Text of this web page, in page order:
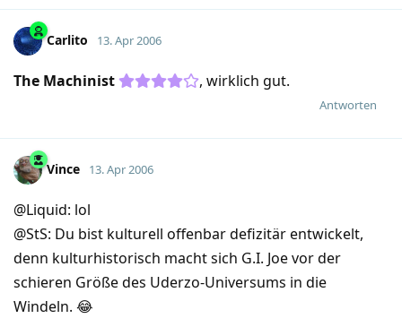
Carlito 13. Apr 2006
The Machinist , wirklich gut.
Antworten
Vince 13. Apr 2006
@Liquid: lol
@StS: Du bist kulturell offenbar defizitär entwickelt,
denn kulturhistorisch macht sich G.I. Joe vor der
schieren Größe des Uderzo-Universums in die
Windeln. 😂